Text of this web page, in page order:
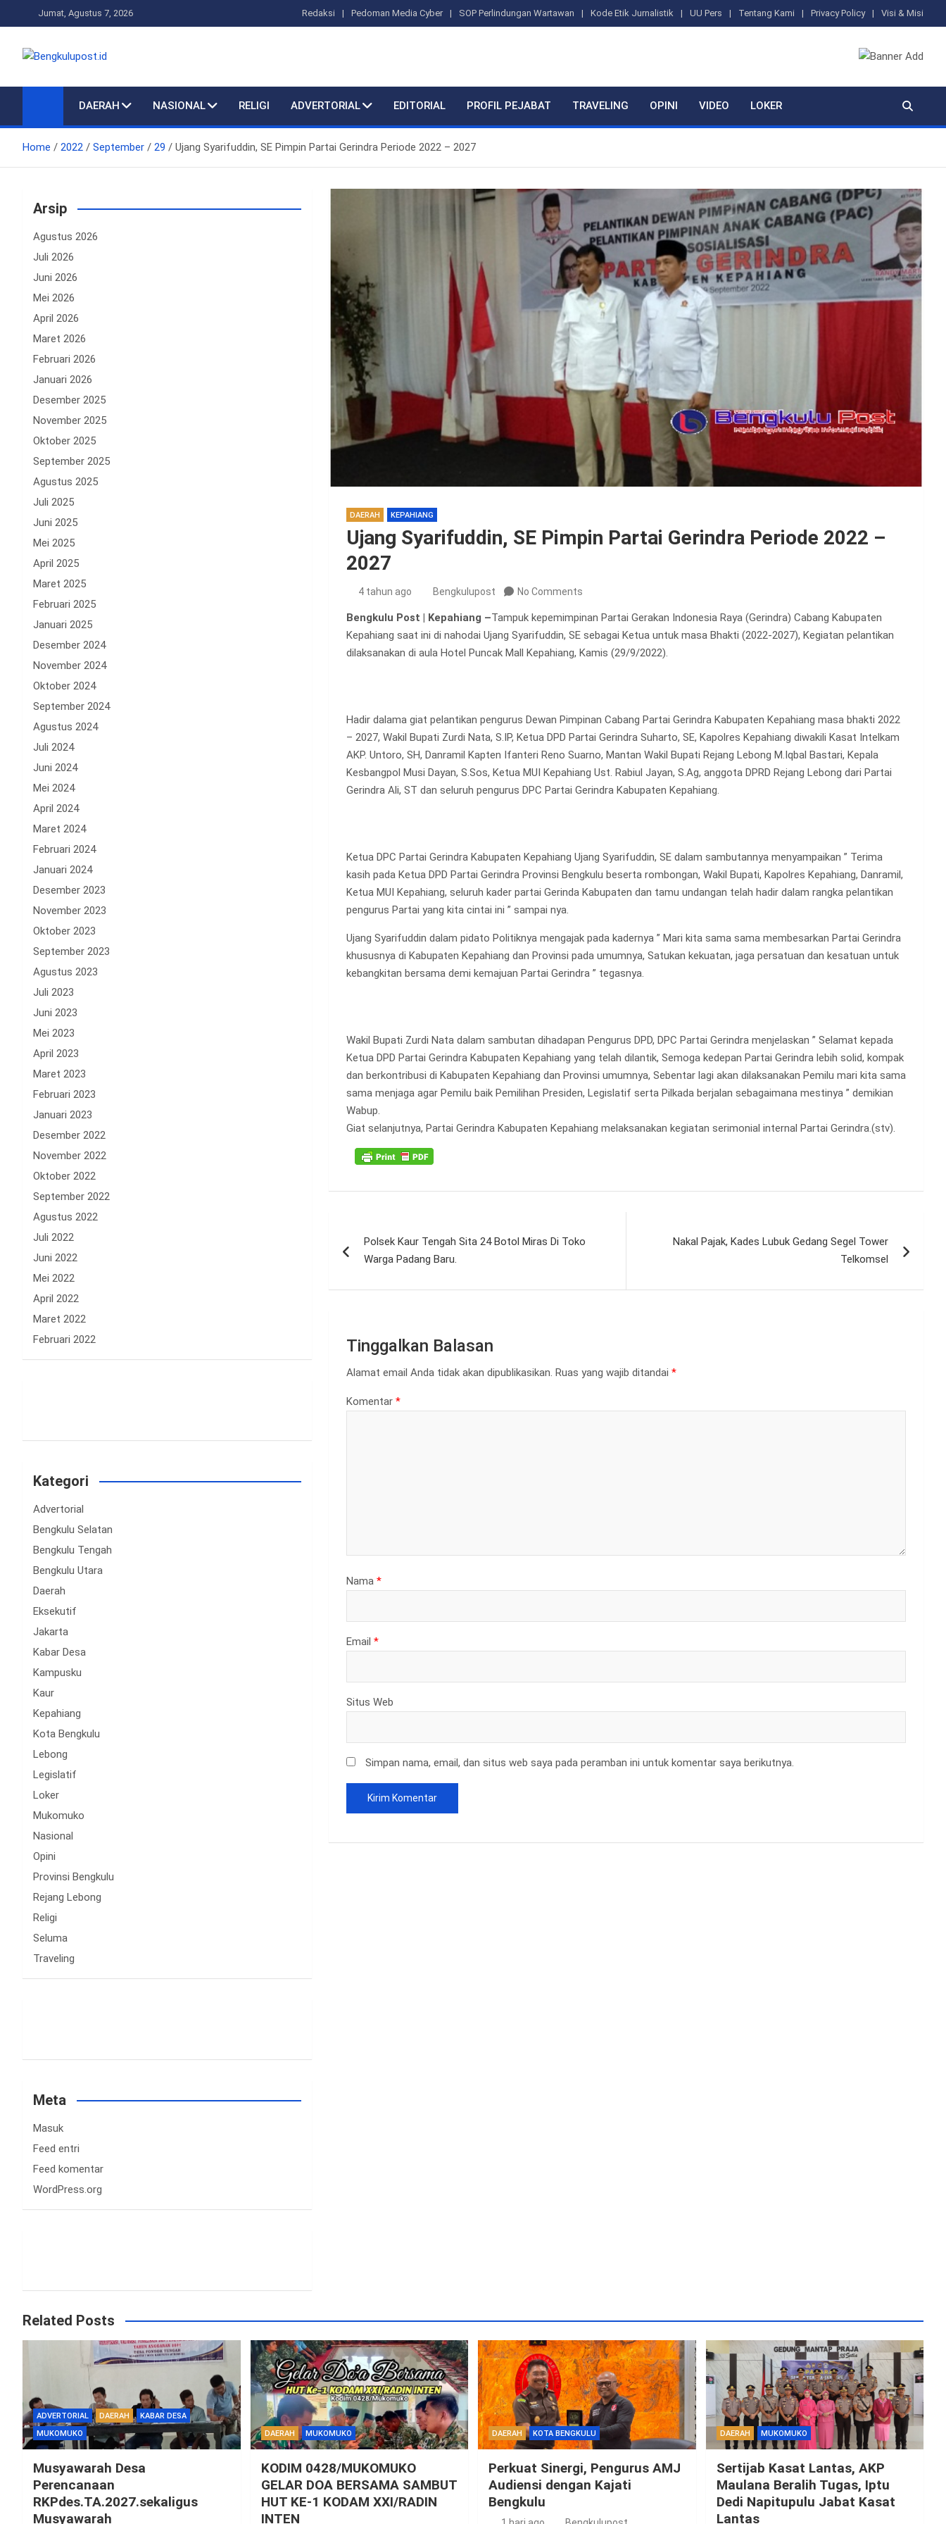
to
Jumat, Agustus 7, 2026 Redaksi Pedoman Media Cyber SOP Perlindungan Wartawan Kode Etik Jurnalistik UU Pers Tentang Kami Privacy Policy Visi & Misi
Bengkulupost.id
DAERAH NASIONAL RELIGI ADVERTORIAL EDITORIAL PROFIL PEJABAT TRAVELING OPINI VIDEO LOKER
Home 2022 September 29 Ujang Syarifuddin, SE Pimpin Partai Gerindra Periode 2022 – 2027
DAERAH KEPAHIANG
Ujang Syarifuddin, SE Pimpin Partai Gerindra Periode 2022 –
2027
4 tahun ago Bengkulupost No Comments
Bengkulu Post | Kepahiang –Tampuk kepemimpinan Partai Gerakan Indonesia Raya (Gerindra) Cabang Kabupaten
Kepahiang saat ini di nahodai Ujang Syarifuddin, SE sebagai Ketua untuk masa Bhakti (2022-2027), Kegiatan pelantikan
dilaksanakan di aula Hotel Puncak Mall Kepahiang, Kamis (29/9/2022).
Hadir dalama giat pelantikan pengurus Dewan Pimpinan Cabang Partai Gerindra Kabupaten Kepahiang masa bhakti 2022
– 2027, Wakil Bupati Zurdi Nata, S.IP, Ketua DPD Partai Gerindra Suharto, SE, Kapolres Kepahiang diwakili Kasat Intelkam
AKP. Untoro, SH, Danramil Kapten Ifanteri Reno Suarno, Mantan Wakil Bupati Rejang Lebong M.Iqbal Bastari, Kepala
Kesbangpol Musi Dayan, S.Sos, Ketua MUI Kepahiang Ust. Rabiul Jayan, S.Ag, anggota DPRD Rejang Lebong dari Partai
Gerindra Ali, ST dan seluruh pengurus DPC Partai Gerindra Kabupaten Kepahiang.
Ketua DPC Partai Gerindra Kabupaten Kepahiang Ujang Syarifuddin, SE dalam sambutannya menyampaikan ” Terima
kasih pada Ketua DPD Partai Gerindra Provinsi Bengkulu beserta rombongan, Wakil Bupati, Kapolres Kepahiang, Danramil,
Ketua MUI Kepahiang, seluruh kader partai Gerinda Kabupaten dan tamu undangan telah hadir dalam rangka pelantikan
pengurus Partai yang kita cintai ini ” sampai nya.
Ujang Syarifuddin dalam pidato Politiknya mengajak pada kadernya ” Mari kita sama sama membesarkan Partai Gerindra
khususnya di Kabupaten Kepahiang dan Provinsi pada umumnya, Satukan kekuatan, jaga persatuan dan kesatuan untuk
kebangkitan bersama demi kemajuan Partai Gerindra ” tegasnya.
Wakil Bupati Zurdi Nata dalam sambutan dihadapan Pengurus DPD, DPC Partai Gerindra menjelaskan ” Selamat kepada
Ketua DPD Partai Gerindra Kabupaten Kepahiang yang telah dilantik, Semoga kedepan Partai Gerindra lebih solid, kompak
dan berkontribusi di Kabupaten Kepahiang dan Provinsi umumnya, Sebentar lagi akan dilaksanakan Pemilu mari kita sama
sama menjaga agar Pemilu baik Pemilihan Presiden, Legislatif serta Pilkada berjalan sebagaimana mestinya ” demikian
Wabup.
Giat selanjutnya, Partai Gerindra Kabupaten Kepahiang melaksanakan kegiatan serimonial internal Partai Gerindra.(stv).
posPolsek Kaur Tengah Sita 24 Botol Miras Di Toko
Warga Padang Baru.
Nakal Pajak, Kades Lubuk Gedang Segel Tower
Telkomsel
Tinggalkan Balasan
Alamat email Anda tidak akan dipublikasikan. Ruas yang wajib ditandai *
Komentar *
Nama *
Email *
Situs Web
Simpan nama, email, dan situs web saya pada peramban ini untuk komentar saya berikutnya.
Arsip
Agustus 2026
Juli 2026
Juni 2026
Mei 2026
April 2026
Maret 2026
Februari 2026
Januari 2026
Desember 2025
November 2025
Oktober 2025
September 2025
Agustus 2025
Juli 2025
Juni 2025
Mei 2025
April 2025
Maret 2025
Februari 2025
Januari 2025
Desember 2024
November 2024
Oktober 2024
September 2024
Agustus 2024
Juli 2024
Juni 2024
Mei 2024
April 2024
Maret 2024
Februari 2024
Januari 2024
Desember 2023
November 2023
Oktober 2023
September 2023
Agustus 2023
Juli 2023
Juni 2023
Mei 2023
April 2023
Maret 2023
Februari 2023
Januari 2023
Desember 2022
November 2022
Oktober 2022
September 2022
Agustus 2022
Juli 2022
Juni 2022
Mei 2022
April 2022
Maret 2022
Februari 2022
Kategori
Advertorial
Bengkulu Selatan
Bengkulu Tengah
Bengkulu Utara
Daerah
Eksekutif
Jakarta
Kabar Desa
Kampusku
Kaur
Kepahiang
Kota Bengkulu
Lebong
Legislatif
Loker
Mukomuko
Nasional
Opini
Provinsi Bengkulu
Rejang Lebong
Religi
Seluma
Traveling
Meta
Masuk
Feed entri
Feed komentar
WordPress.org
Related Posts
ADVERTORIAL DAERAH
KABAR DESA
MUKOMUKO
Musyawarah Desa
Perencanaan
RKPdes.TA.2027.sekaligus
Musyawarah
DAERAH MUKOMUKO
KODIM 0428/MUKOMUKO
GELAR DOA BERSAMA SAMBUT
HUT KE-1 KODAM XXI/RADIN
INTEN
DAERAH KOTA BENGKULU
Perkuat Sinergi, Pengurus AMJ
Audiensi dengan Kajati
Bengkulu
DAERAH MUKOMUKO
Sertijab Kasat Lantas, AKP
Maulana Beralih Tugas, Iptu
Dedi Napitupulu Jabat Kasat
Lantas